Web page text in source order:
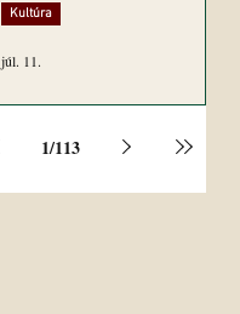
Kultúra
júl. 11.
1/113